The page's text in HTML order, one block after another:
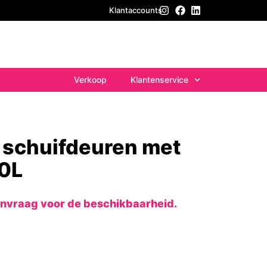
Klantaccounts
Verkoop Klantenservice
met
voor de beschikbaarheid.